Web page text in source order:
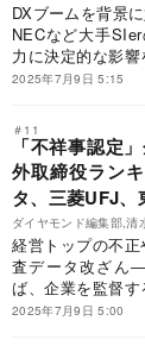
DXブームを背景
NECなど大手
力に決定的な影
上がってきた。本
有望企業につい
2025年7月9日 5:15
＃11
「不祥事認定
外取締役ラン
タ、三菱UFJ
ダイヤモンド編集部,清
経営トップの不
査データ改ざん
ば、企業を監督
と力量が厳しく問
2025年7月9日 5:00